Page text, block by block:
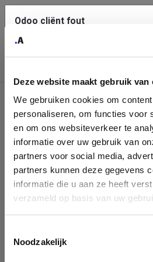
Deze website maakt gebruik van
We gebruiken cookies om
personaliseren, om functies voor
en om ons websiteverkeer te
informatie over uw gebruik van
partners voor social media,
partners kunnen deze gegevens
informatie die u aan ze heeft
verzameld op basis van uw
Noodzakelijk
Identificatie
onderneming
Please fill in your
You can search a company in our
enterprise ID. When a company is
form. If you don't find your company in
Odoo cliënt fout
klembord
Je dient de kopieer knop te
aan support.
Bekijk details